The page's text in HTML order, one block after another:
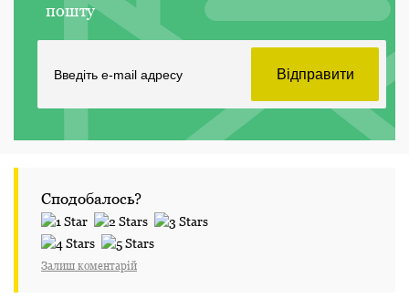
пошту
Сподобалось?
Залиш коментарій